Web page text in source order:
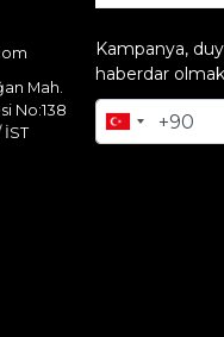
Mah.
No:138
Kampanya,
haberdar